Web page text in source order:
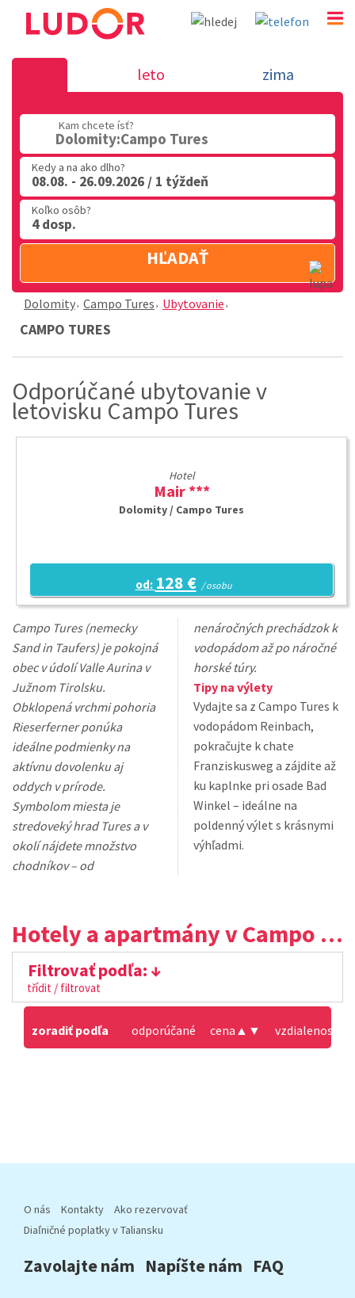
Campo Tures - Dolomity
02 2063 3182
leto zima
Kam chcete ísť?
Dolomity:Campo Tures
Kedy a na ako dlho?
08.08. - 26.09.2026 / 1 týždeň
Koľko osôb?
4 dosp.
HĽADAŤ
Dolomity Campo Tures Ubytovanie
CAMPO TURES
Odporúčané ubytovanie v
letovisku Campo Tures
Hotel
Mair ***
Dolomity / Campo Tures
od: 128 € / osobu
Campo Tures (nemecky
Sand in Taufers) je pokojná
obec v údolí Valle Aurina v
Južnom Tirolsku.
Obklopená vrchmi pohoria
Rieserferner ponúka
ideálne podmienky na
aktívnu dovolenku aj
oddych v prírode.
Symbolom miesta je
stredoveký hrad Tures a v
okolí nájdete množstvo
chodníkov – od
nenáročných prechádzok k
vodopádom až po náročné
horské túry.
Tipy na výlety
Vydajte sa z Campo Tures k
vodopádom Reinbach,
pokračujte k chate
Franziskusweg a zájdite až
ku kaplnke pri osade Bad
Winkel – ideálne na
poldenný výlet s krásnymi
výhľadmi.
Hotely a apartmány v Campo Tures
Filtrovať podľa:
třídit / filtrovat
zoradiť podľa odporúčané cena ▲ ▼ vzdialenosť
O nás Kontakty
Ako rezervovať
Diaľničné poplatky v Taliansku
Zavolajte nám Napíšte nám FAQ